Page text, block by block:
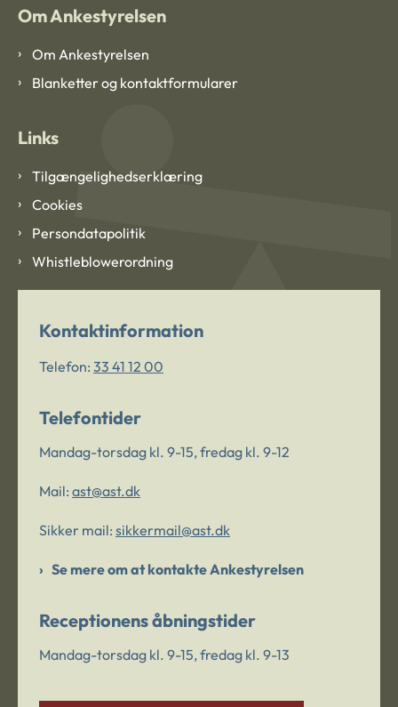
Om Ankestyrelsen
Om Ankestyrelsen
Blanketter og kontaktformularer
Links
Tilgængelighedserklæring
Cookies
Persondatapolitik
Whistleblowerordning
Kontaktinformation
Telefon: 33 41 12 00
Telefontider
Mandag-torsdag kl. 9-15, fredag kl. 9-12
Mail: ast@ast.dk
Sikker mail: sikkermail@ast.dk
Se mere om at kontakte Ankestyrelsen
Receptionens åbningstider
Mandag-torsdag kl. 9-15, fredag kl. 9-13